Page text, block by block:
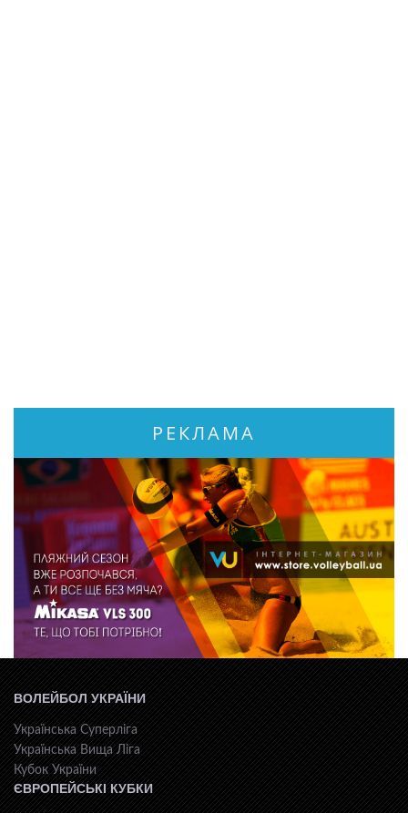
РЕКЛАМА
ВОЛЕЙБОЛ УКРАЇНИ
Українська Суперліга
Українська Вища Ліга
Кубок України
ЄВРОПЕЙСЬКІ КУБКИ